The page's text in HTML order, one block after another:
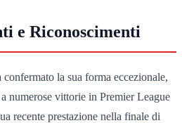
e Riconoscimenti
la sua forma eccezionale,
numerose vittorie in Premier League
recente prestazione nella finale di